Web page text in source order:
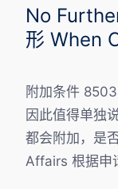
No
形 When
附加条件
因此值得单独
都会附加，是
Affairs 根据申